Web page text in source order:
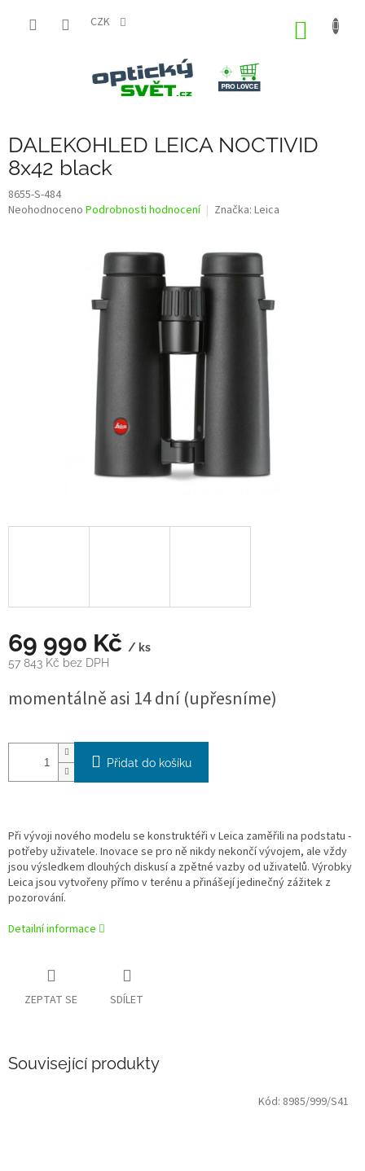
CZK
DALEKOHLED LEICA NOCTIVID
8x42 black
8655-S-484
Průměrné
Neohodnoceno Podrobnosti hodnocení Značka: Leica
69 990 Kč / ks
57 843 Kč bez DPH
cena:
momentálně asi 14 dní (upřesníme)
Přidat do košíku
Při vývoji nového modelu se konstruktéři v Leica zaměřili na podstatu -
potřeby uživatele. Inovace se pro ně nikdy nekončí vývojem, ale vždy
jsou výsledkem dlouhých diskusí a zpětné vazby od uživatelů. Výrobky
Leica jsou vytvořeny přímo v terénu a přinášejí jedinečný zážitek z
pozorování.
Detailní informace
ZEPTAT SE SDÍLET
Související produkty
Kód: 8985/999/S41